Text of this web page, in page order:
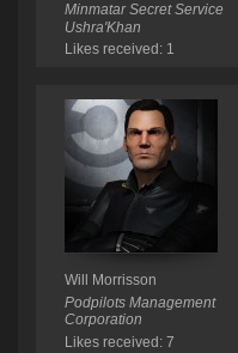
Minmatar Secret Service
Ushra'Khan
Likes received: 1
Will Morrisson
Podpilots Management
Corporation
Likes received: 7